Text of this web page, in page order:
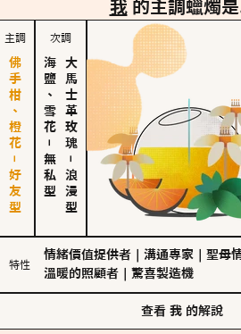
我 的主調蠟燭
主調
佛手柑、橙花－好友型
次調
海鹽、雪花
－
無私型
大馬士革玫瑰
－
浪漫型
特性
情緒價值提供者 溝通專家 聖母
溫暖的照顧者
驚喜製造機
查看 我 的解說